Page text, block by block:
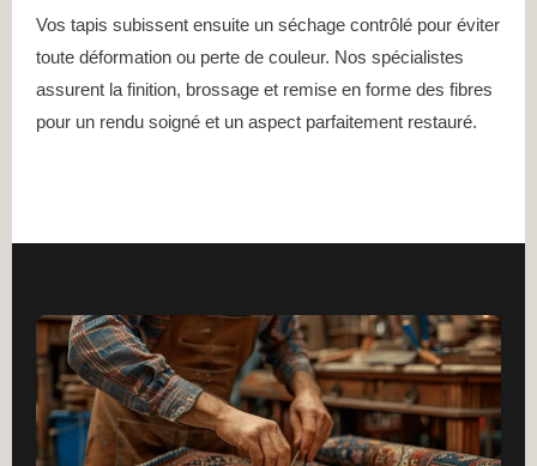
Vos tapis subissent ensuite un séchage contrôlé pour éviter
toute déformation ou perte de couleur. Nos spécialistes
assurent la finition, brossage et remise en forme des fibres
pour un rendu soigné et un aspect parfaitement restauré.